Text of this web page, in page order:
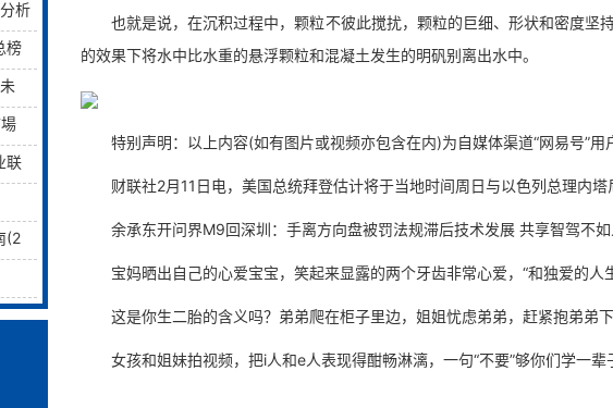
析
名
！
告
行
网
也就是说，在沉积过程中，颗粒不彼此搅扰，颗粒的巨细、形状和密度坚
的效果下将水中比水重的悬浮颗粒和混凝土发生的明矾别离出水中。
特别声明：以上内容(如有图片或视频亦包含在内)为自媒体渠道“网易号”用
财联社2月11日电，美国总统拜登估计将于当地时间周日与以色列总理内塔
余承东开问界M9回深圳：手离方向盘被罚法规滞后技术发展 共享智驾不如
宝妈晒出自己的心爱宝宝，笑起来显露的两个牙齿非常心爱，“和独爱的人
这是你生二胎的含义吗？弟弟爬在柜子里边，姐姐忧虑弟弟，赶紧抱弟弟
女孩和姐妹拍视频，把i人和e人表现得酣畅淋漓，一句“不要”够你们学一辈